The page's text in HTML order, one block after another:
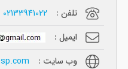
تلفن : 02133941022
ایمیل :
وب سایت :